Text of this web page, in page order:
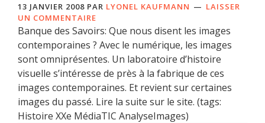
13 JANVIER 2008 PAR LYONEL KAUFMANN
LAISSER
UN COMMENTAIRE
Banque des Savoirs: Que nous disent les images
contemporaines ? Avec le numérique, les images
sont omniprésentes. Un laboratoire d’histoire
visuelle s’intéresse de près à la fabrique de ces
images contemporaines. Et revient sur certaines
images du passé. Lire la suite sur le site. (tags:
Histoire XXe MédiaTIC AnalyseImages)